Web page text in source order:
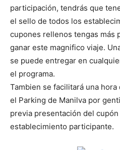
participación, tendrás que
el sello de todos los
cupones rellenos tengas más
ganar este magnifico viaje.
se puede entregar en
el programa.
Tambien se facilitará una
el Parking de Manilva por
previa presentación del
establecimiento participante.